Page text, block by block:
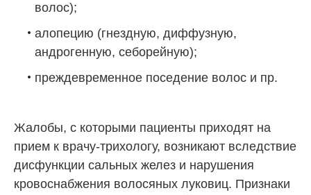
волос);
алопецию (гнездную, диффузную,
андрогенную, себорейную);
преждевременное поседение волос и пр.
Жалобы, с которыми пациенты приходят на
прием к врачу-трихологу, возникают вследствие
дисфункции сальных желез и нарушения
кровоснабжения волосяных луковиц. Признаки